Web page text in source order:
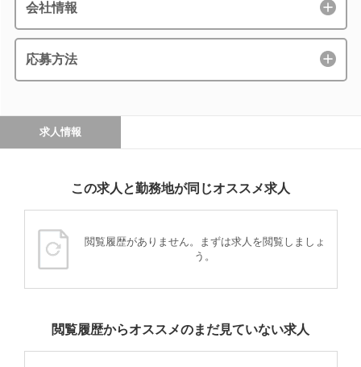
会社情報
応募方法
求人情報
この求人と勤務地が同じオススメ求人
閲覧履歴がありません。まずは求人を閲覧しましょ
う。
閲覧履歴からオススメのまだ見ていない求人